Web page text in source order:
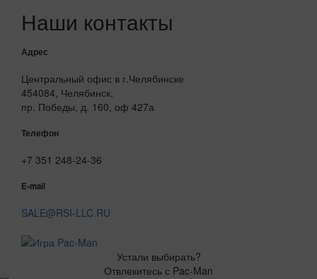
Наши контакты
Адрес
Центральный офис в г.Челябинске
454084, Челябинск,
пр. Победы, д. 160, оф 427а
Телефон
+7 351 248-24-36
E-mail
SALE@RSI-LLC.RU
Устали выбирать?
Отвлекитесь с Pac-Man